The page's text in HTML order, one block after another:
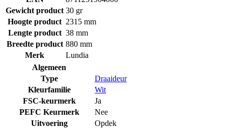
Gewicht product 30 gr
Hoogte product 2315 mm
Lengte product 38 mm
Breedte product 880 mm
Merk
Lundia
Algemeen
Type
Draaideur
Kleurfamilie
Wit
FSC-keurmerk
Ja
PEFC Keurmerk
Nee
Uitvoering
Opdek